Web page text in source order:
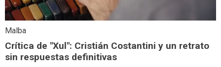
Malba
Crítica de "Xul": Cristián Costantini y un retrato
sin respuestas definitivas